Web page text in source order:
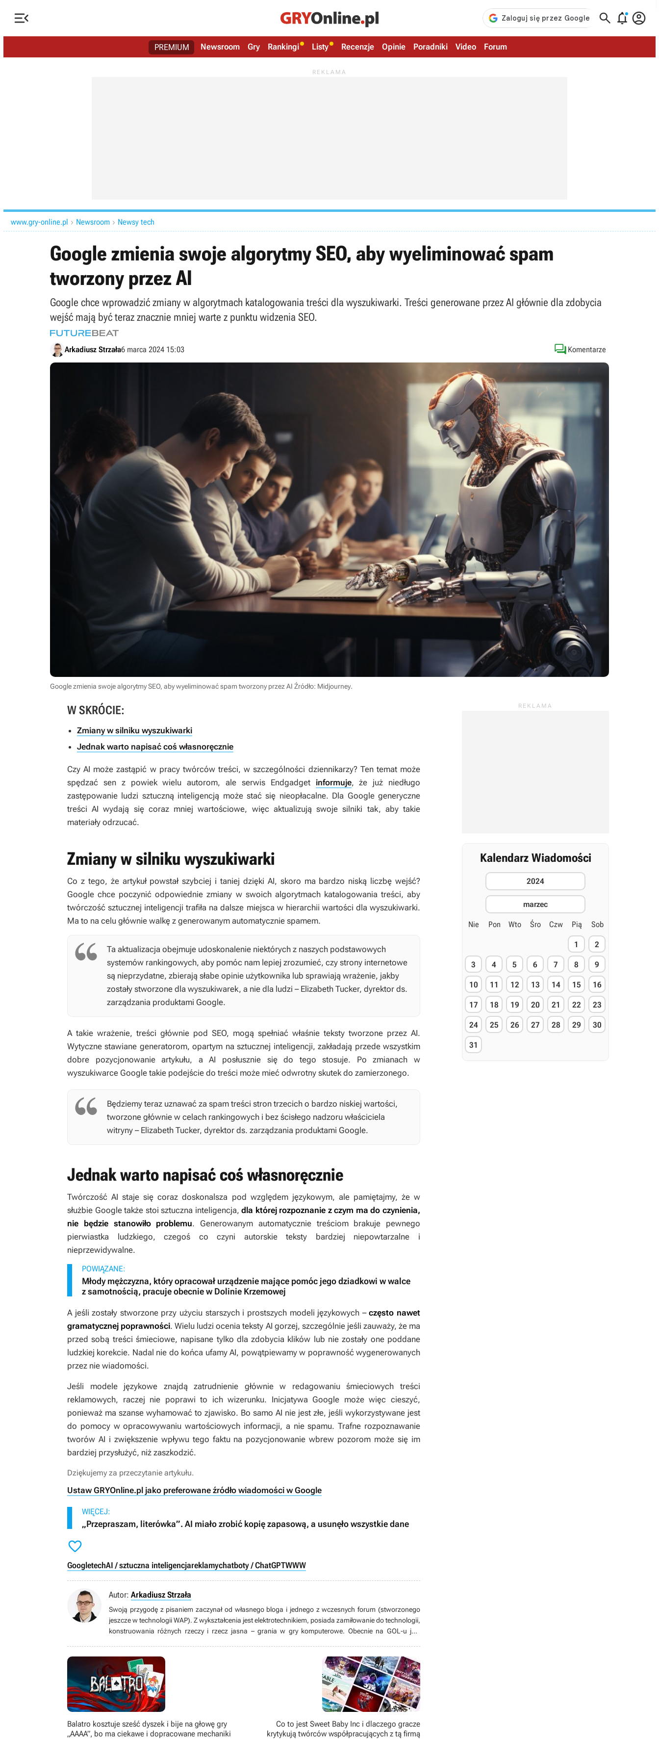
   
PREMIUM Newsroom Gry Rankingi Listy Recenzje Opinie Poradniki Video Forum
www.gry-online.pl  Newsroom  Newsy tech
Google zmienia swoje algorytmy SEO, aby wyeliminować spam
tworzony przez AI
Google chce wprowadzić zmiany w algorytmach katalogowania treści dla wyszukiwarki. Treści generowane przez AI głównie dla zdobycia
wejść mają być teraz znacznie mniej warte z punktu widzenia SEO.
Arkadiusz Strzała6 marca 2024 15:03  Komentarze
Google zmienia swoje algorytmy SEO, aby wyeliminować spam tworzony przez AI Źródło: Midjourney.
W SKRÓCIE:
Zmiany w silniku wyszukiwarki
Jednak warto napisać coś własnoręcznie
Czy AI może zastąpić w pracy twórców treści, w szczególności dziennikarzy? Ten temat może
spędzać sen z powiek wielu autorom, ale serwis Endgadget informuje, że już niedługo
zastępowanie ludzi sztuczną inteligencją może stać się nieopłacalne. Dla Google generyczne
treści AI wydają się coraz mniej wartościowe, więc aktualizują swoje silniki tak, aby takie
materiały odrzucać.
Zmiany w silniku wyszukiwarki
Co z tego, że artykuł powstał szybciej i taniej dzięki AI, skoro ma bardzo niską liczbę wejść?
Google chce poczynić odpowiednie zmiany w swoich algorytmach katalogowania treści, aby
twórczość sztucznej inteligencji trafiła na dalsze miejsca w hierarchii wartości dla wyszukiwarki.
Ma to na celu głównie walkę z generowanym automatycznie spamem.
Ta aktualizacja obejmuje udoskonalenie niektórych z naszych podstawowych
systemów rankingowych, aby pomóc nam lepiej zrozumieć, czy strony internetowe
są nieprzydatne, zbierają słabe opinie użytkownika lub sprawiają wrażenie, jakby
zostały stworzone dla wyszukiwarek, a nie dla ludzi – Elizabeth Tucker, dyrektor ds.
zarządzania produktami Google.
A takie wrażenie, treści głównie pod SEO, mogą spełniać właśnie teksty tworzone przez AI.
Wytyczne stawiane generatorom, opartym na sztucznej inteligencji, zakładają przede wszystkim
dobre pozycjonowanie artykułu, a AI posłusznie się do tego stosuje. Po zmianach w
wyszukiwarce Google takie podejście do treści może mieć odwrotny skutek do zamierzonego.
Będziemy teraz uznawać za spam treści stron trzecich o bardzo niskiej wartości,
tworzone głównie w celach rankingowych i bez ścisłego nadzoru właściciela
witryny – Elizabeth Tucker, dyrektor ds. zarządzania produktami Google.
Jednak warto napisać coś własnoręcznie
Twórczość AI staje się coraz doskonalsza pod względem językowym, ale pamiętajmy, że w
służbie Google także stoi sztuczna inteligencja,dla której rozpoznanie z czym ma do czynienia,
nie będzie stanowiło problemu. Generowanym automatycznie treściom brakuje pewnego
pierwiastka ludzkiego, czegoś co czyni autorskie teksty bardziej niepowtarzalne i
nieprzewidywalne.
POWIĄZANE:
Młody mężczyzna, który opracował urządzenie mające pomóc jego dziadkowi w walce
z samotnością, pracuje obecnie w Dolinie Krzemowej
A jeśli zostały stworzone przy użyciu starszych i prostszych modeli językowych –często nawet
gramatycznej poprawności. Wielu ludzi ocenia teksty AI gorzej, szczególnie jeśli zauważy, że ma
przed sobą treści śmieciowe, napisane tylko dla zdobycia klików lub nie zostały one poddane
ludzkiej korekcie. Nadal nie do końca ufamy AI, powątpiewamy w poprawność wygenerowanych
przez nie wiadomości.
Jeśli modele językowe znajdą zatrudnienie głównie w redagowaniu śmieciowych treści
reklamowych, raczej nie poprawi to ich wizerunku. Inicjatywa Google może więc cieszyć,
ponieważ ma szanse wyhamować to zjawisko. Bo samo AI nie jest złe, jeśli wykorzystywane jest
do pomocy w opracowywaniu wartościowych informacji, a nie spamu. Trafne rozpoznawanie
tworów AI i zwiększenie wpływu tego faktu na pozycjonowanie wbrew pozorom może się im
bardziej przysłużyć, niż zaszkodzić.
Dziękujemy za przeczytanie artykułu.
Ustaw GRYOnline.pl jako preferowane źródło wiadomości w Google
WIĘCEJ:
„Przepraszam, literówka”. AI miało zrobić kopię zapasową, a usunęło wszystkie dane

GoogletechAI / sztuczna inteligencjareklamychatboty / ChatGPTWWW
Autor: Arkadiusz Strzała
Swoją przygodę z pisaniem zaczynał od własnego bloga i jednego z wczesnych forum (stworzonego
jeszcze w technologii WAP). Z wykształcenia jest elektrotechnikiem, posiada zamiłowanie do technologii,
konstruowania różnych rzeczy i rzecz jasna – grania w gry komputerowe. Obecnie na GOL-u jest
innych dziedzin. Uwielbia oglądać filmy science fiction i motoryzacyjne vlogi na YouTube. Gry uruchamia
głównie na komputerze PC, aczkolwiek posiada krótki staż konsolowy. Preferuje strategie czasu
rzeczywistego, FPS-y i wszelkie symulatory.
Balatro kosztuje sześć dyszek i bije na głowę gry
„AAAA”, bo ma ciekawe i dopracowane mechaniki
Co to jest Sweet Baby Inc i dlaczego gracze
krytykują twórców współpracujących z tą firmą
Kalendarz Wiadomości
2024
marzec
Nie Pon Wto Śro Czw Pią Sob
1 2
3 4 5 6 7 8 9
10 11 12 13 14 15 16
17 18 19 20 21 22 23
24 25 26 27 28 29 30
31